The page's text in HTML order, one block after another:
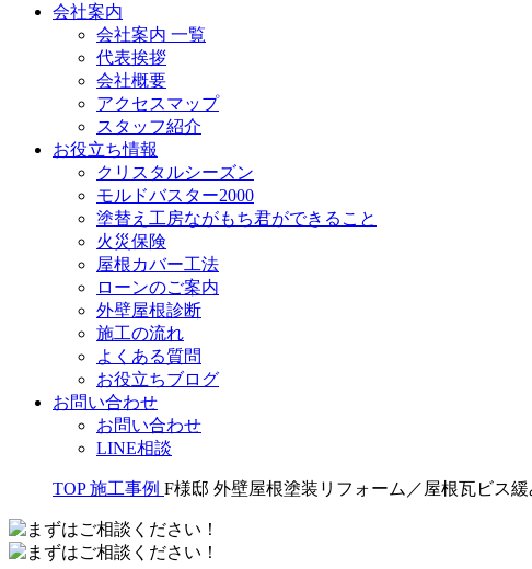
会社案内
会社案内 一覧
代表挨拶
会社概要
アクセスマップ
スタッフ紹介
お役立ち情報
クリスタルシーズン
モルドバスター2000
塗替え工房ながもち君ができること
火災保険
屋根カバー工法
ローンのご案内
外壁屋根診断
施工の流れ
よくある質問
お役立ちブログ
お問い合わせ
お問い合わせ
LINE相談
TOP 施工事例 F様邸 外壁屋根塗装リフォーム／屋根瓦ビス